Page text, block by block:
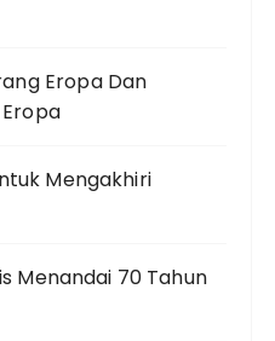
Eropa Dan
Mengakhiri
Menandai 70 Tahun